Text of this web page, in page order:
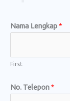
b
u
u
k
Nama Lengkap*
First
No. Telepon*